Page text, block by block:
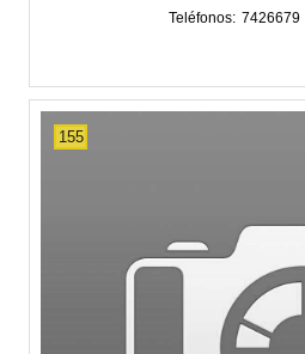
Teléfonos 7426679
155